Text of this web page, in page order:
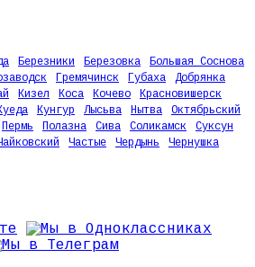
Березники Березовка
Большая Соснова
Гремячинск Губаха
Добрянка
Кизел Коса Кочево
Красновишерск
Кунгур Лысьва Нытва
Октябрьский
Пермь Полазна Сива Соликамск
Суксун
Частые Чердынь
Чернушка